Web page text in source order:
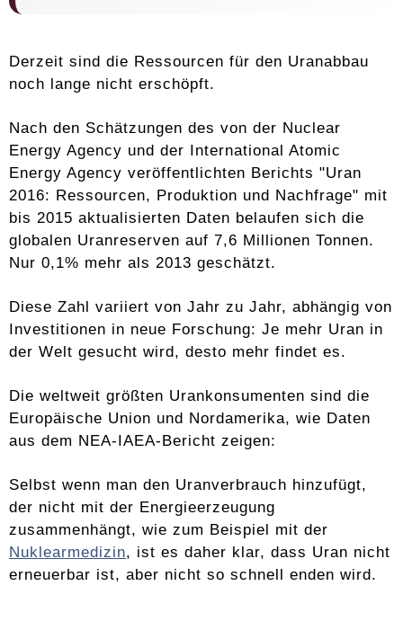
Derzeit sind die Ressourcen für den Uranabbau
noch lange nicht erschöpft.
Nach den Schätzungen des von der Nuclear
Energy Agency und der International Atomic
Energy Agency veröffentlichten Berichts "Uran
2016: Ressourcen, Produktion und Nachfrage" mit
bis 2015 aktualisierten Daten belaufen sich die
globalen Uranreserven auf 7,6 Millionen Tonnen.
Nur 0,1% mehr als 2013 geschätzt.
Diese Zahl variiert von Jahr zu Jahr, abhängig von
Investitionen in neue Forschung: Je mehr Uran in
der Welt gesucht wird, desto mehr findet es.
Die weltweit größten Urankonsumenten sind die
Europäische Union und Nordamerika, wie Daten
aus dem NEA-IAEA-Bericht zeigen:
Selbst wenn man den Uranverbrauch hinzufügt,
der nicht mit der Energieerzeugung
zusammenhängt, wie zum Beispiel mit der
Nuklearmedizin, ist es daher klar, dass Uran nicht
erneuerbar ist, aber nicht so schnell enden wird.